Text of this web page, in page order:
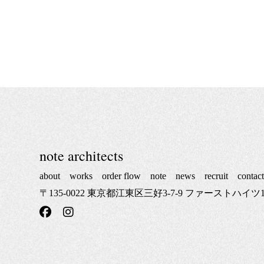
note architects
about works order flow note news recruit
contact
〒135-0022 東京都江東区三好3-7-9 ファーストハイツ